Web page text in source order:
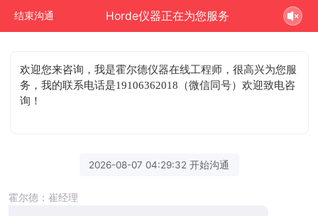
结束沟通 Horde仪器正在为您服务
欢迎您来咨询 ，我是霍尔德仪器在线工程师，很高兴为您服
务，我的联系电话是19106362018（微信同号）欢迎致电咨
询！
2026-08-07 04:29:32 开始沟通
霍尔德：崔经理